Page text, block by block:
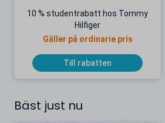
10 % studentrabatt hos Tommy
Hilfiger
Gäller på ordinarie pris
Till rabatten
Bäst just nu